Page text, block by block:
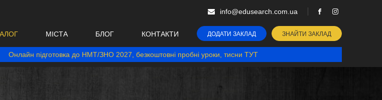
info@edusearch.com.ua
МІСТА БЛОГ КОНТАКТИ ДОДАТИ ЗАКЛАД ЗНАЙТИ ЗАКЛАД
Онлайн підготовка до НМТ/ЗНО 2027, безкоштовні пробні уроки, тисни ТУТ